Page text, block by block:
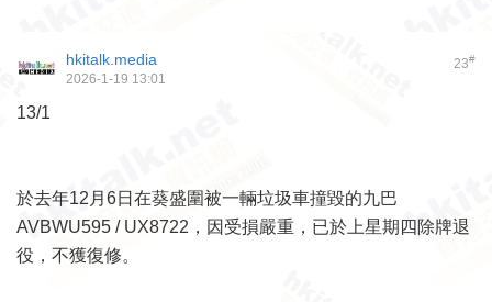
23#
hkitalk.media
2026-1-19 13:01
13/1
於去年12月6日在葵盛圍被一輛垃圾車撞毀的九巴
AVBWU595 / UX8722，因受損嚴重，已於上星期四除牌退
役，不獲復修。